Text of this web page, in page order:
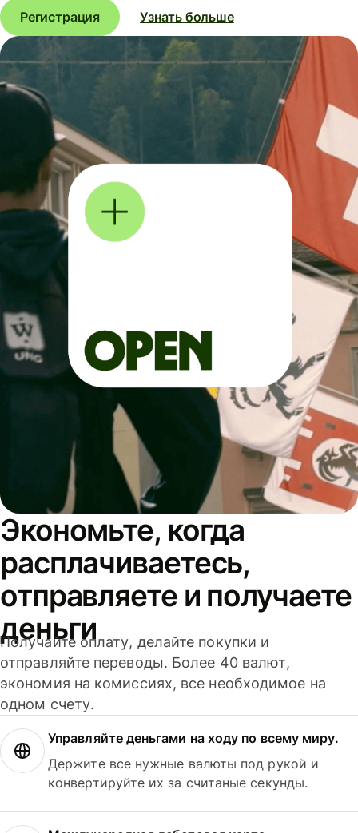
Регистрация
Узнать больше
Экономьте, когда
расплачиваетесь,
отправляете и получаете
деньги
Получайте оплату, делайте покупки и
отправляйте переводы. Более 40 валют,
экономия на комиссиях, все необходимое на
одном счету.
Управляйте деньгами на ходу по всему миру.
Держите все нужные валюты под рукой и
конвертируйте их за считаные секунды.